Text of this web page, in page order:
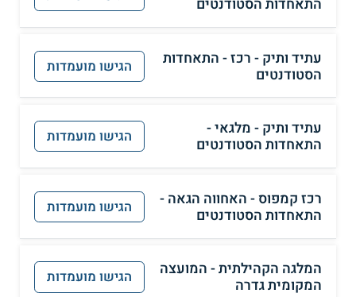
עתיד ותיק - רכז - התאחדות
הסטודנטים
הגישו מועמדות
עתיד ותיק - מלגאי -
התאחדות הסטודנטים
הגישו מועמדות
רכז קמפוס - האחווה הגאה -
התאחדות הסטודנטים
הגישו מועמדות
המלגה הקהילתית - המועצה
המקומית גדרה
הגישו מועמדות